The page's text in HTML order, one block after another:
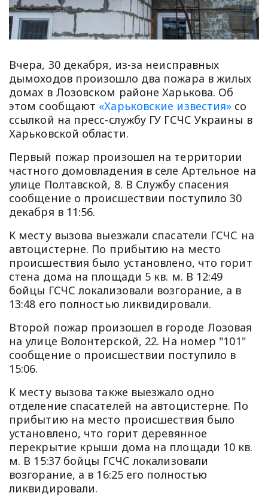
Вчера, 30 декабря, из-за неисправных
дымоходов произошло два пожара в жилых
домах в Лозовском районе Харькова. Об
этом сообщают «Харьковские известия» со
ссылкой на пресс-службу ГУ ГСЧС Украины в
Харьковской области.
Первый пожар произошел на территории
частного домовладения в селе Артельное на
улице Полтавской, 8. В Службу спасения
сообщение о происшествии поступило 30
декабря в 11:56.
К месту вызова выезжали спасатели ГСЧС на
автоцистерне. По прибытию на место
происшествия было установлено, что горит
стена дома на площади 5 кв. м. В 12:49
бойцы ГСЧС локализовали возгорание, а в
13:48 его полностью ликвидировали.
Второй пожар произошел в городе Лозовая
на улице Волонтерской, 22. На номер "101"
сообщение о происшествии поступило в
15:06.
К месту вызова также выезжало одно
отделение спасателей на автоцистерне. По
прибытию на место происшествия было
установлено, что горит деревянное
перекрытие крыши дома на площади 10 кв.
м. В 15:37 бойцы ГСЧС локализовали
возгорание, а в 16:25 его полностью
ликвидировали.